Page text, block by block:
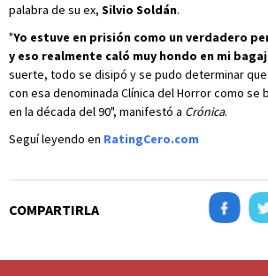
palabra de su ex, Silvio Soldán.
"Yo estuve en prisión como un verdadero
y eso realmente caló muy hondo en mi
suerte, todo se disipó y se pudo determinar
con esa denominada Clínica del Horror como se
en la década del 90", manifestó a Crónica.
Seguí leyendo en RatingCero.com
COMPARTIRLA